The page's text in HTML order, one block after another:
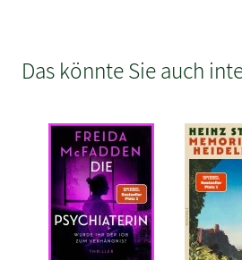
Das könnte Sie auch